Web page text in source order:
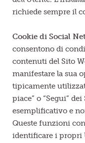
richiede sempre il
Cookie di Social
consentono di
contenuti del Sito
manifestare la sua
tipicamente
piace” o “Segui”
esemplificativo e
Queste funzioni
identificare i propri